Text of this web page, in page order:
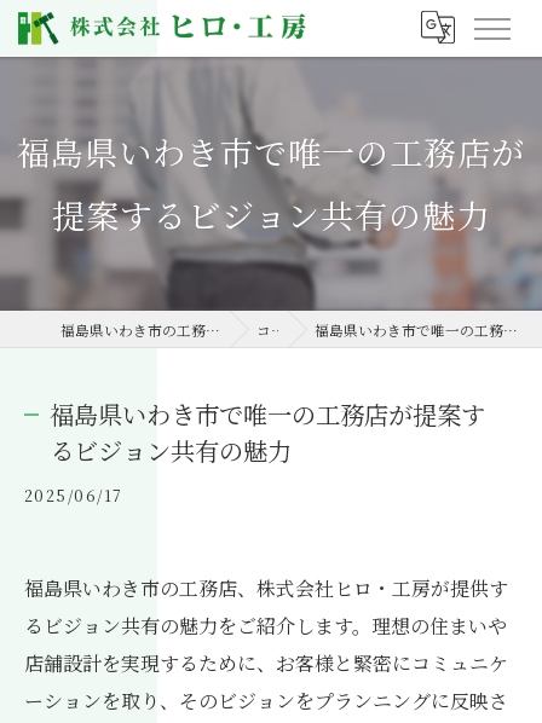
福島県いわき市で唯一の工務店が
提案するビジョン共有の魅力
福島県いわき市の工務店なら株式会社ヒロ・工房 コラム 福島県いわき市で唯一の工務店が提案するビジョン共有の魅力
福島県いわき市で唯一の工務店が提案す
るビジョン共有の魅力
2025/06/17
福島県いわき市の工務店、株式会社ヒロ・工房が提供す
るビジョン共有の魅力をご紹介します。理想の住まいや
店舗設計を実現するために、お客様と緊密にコミュニケ
ーションを取り、そのビジョンをプランニングに反映さ